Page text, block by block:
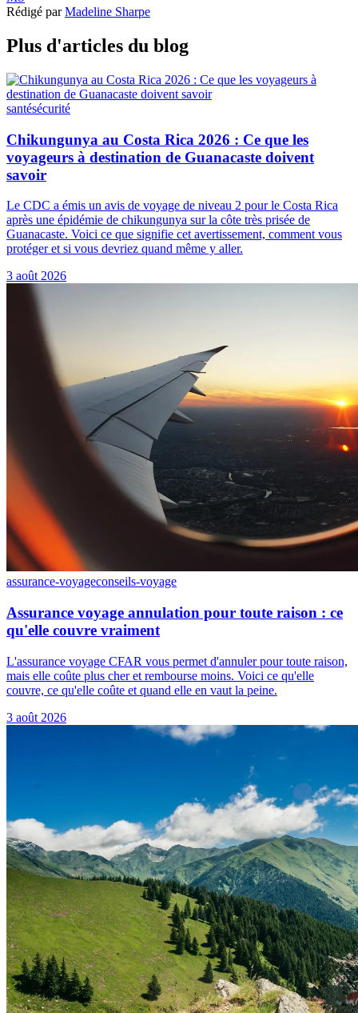
Rédigé par Madeline Sharpe
Plus d'articles du blog
santésécurité
Chikungunya au Costa Rica 2026 : Ce que les
voyageurs à destination de Guanacaste doivent
savoir
Le CDC a émis un avis de voyage de niveau 2 pour le Costa Rica
après une épidémie de chikungunya sur la côte très prisée de
Guanacaste. Voici ce que signifie cet avertissement, comment vous
protéger et si vous devriez quand même y aller.
3 août 2026
assurance-voyageconseils-voyage
Assurance voyage annulation pour toute raison : ce
qu'elle couvre vraiment
L'assurance voyage CFAR vous permet d'annuler pour toute raison,
mais elle coûte plus cher et rembourse moins. Voici ce qu'elle
couvre, ce qu'elle coûte et quand elle en vaut la peine.
3 août 2026